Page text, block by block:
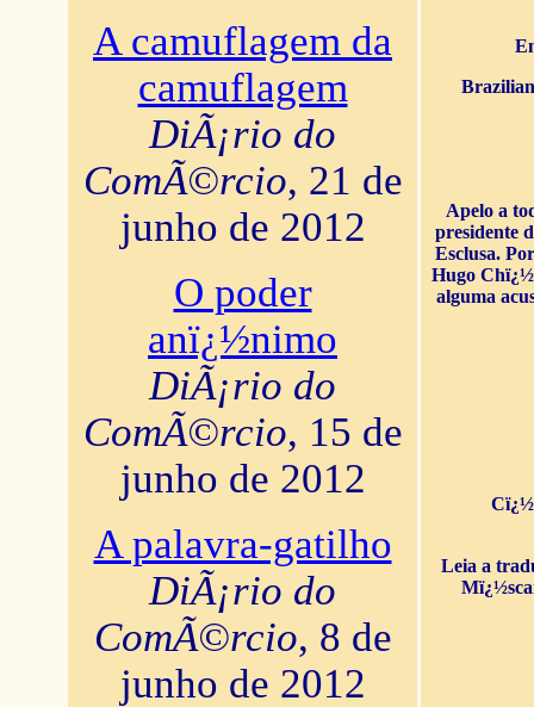
A camuflagem da
camuflagem
DiÃ¡rio do
ComÃ©rcio, 21 de
junho de 2012
O poder
anï¿½nimo
DiÃ¡rio do
ComÃ©rcio, 15 de
junho de 2012
A palavra-gatilho
DiÃ¡rio do
ComÃ©rcio, 8 de
junho de 2012
Apelo a
presidente
Esclusa.
Hugo
alguma
Leia a